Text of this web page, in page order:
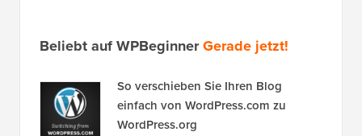
Beliebt auf WPBeginnerGerade jetzt!
So verschieben Sie Ihren Blog
einfach von WordPress.com zu
WordPress.org